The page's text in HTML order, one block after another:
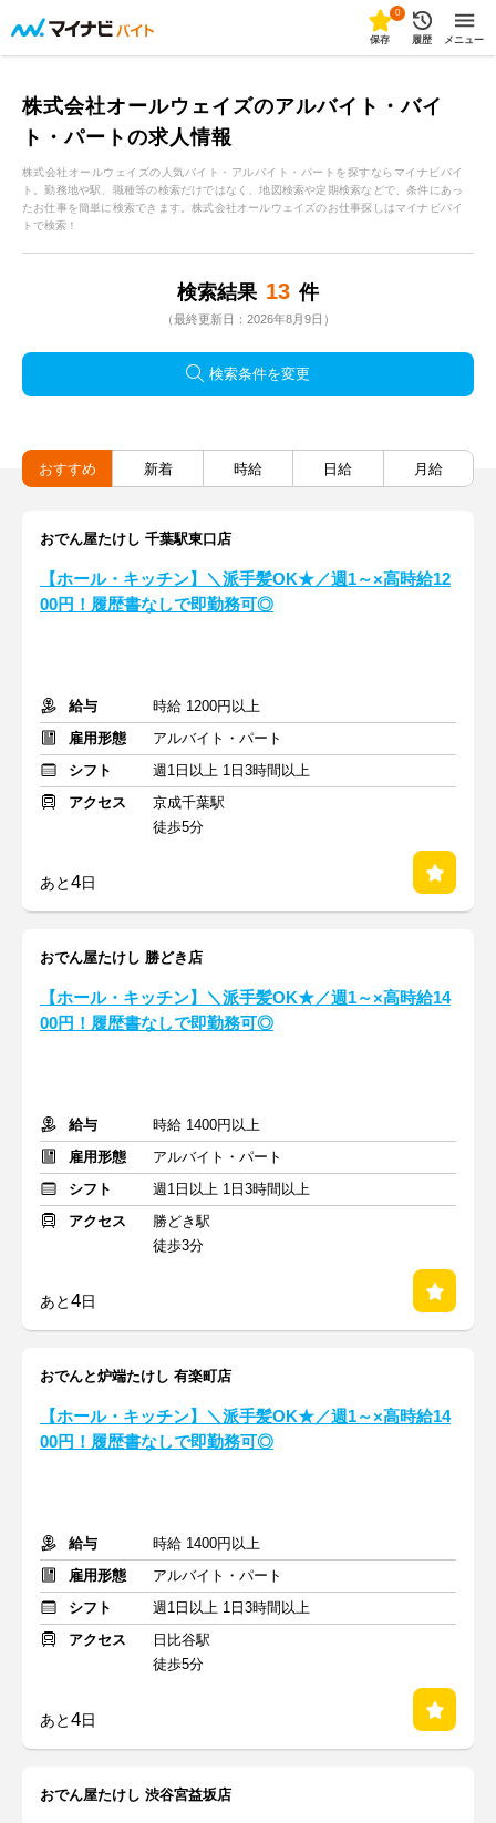
0
保存 履歴 メニュー
株式会社オールウェイズのアルバイト・バイ
ト・パートの求人情報
株式会社オールウェイズの人気バイト・アルバイト・パートを探すならマイナビバイ
ト。勤務地や駅、職種等の検索だけではなく、地図検索や定期検索などで、条件にあっ
たお仕事を簡単に検索できます。株式会社オールウェイズのお仕事探しはマイナビバイ
トで検索！
検索結果 13 件
（最終更新日：2026年8月9日）
検索条件を変更
おすすめ 新着 時給 日給 月給
おでん屋たけし 千葉駅東口店
【ホール・キッチン】＼派手髪OK★／週1～×高時給12
00円！履歴書なしで即勤務可◎
給与
時給 1200円以上
雇用形態
アルバイト・パート
シフト
週1日以上 1日3時間以上
アクセス
京成千葉駅
徒歩5分
あと4日
おでん屋たけし 勝どき店
【ホール・キッチン】＼派手髪OK★／週1～×高時給14
00円！履歴書なしで即勤務可◎
給与
時給 1400円以上
雇用形態
アルバイト・パート
シフト
週1日以上 1日3時間以上
アクセス
勝どき駅
徒歩3分
あと4日
おでんと炉端たけし 有楽町店
【ホール・キッチン】＼派手髪OK★／週1～×高時給14
00円！履歴書なしで即勤務可◎
給与
時給 1400円以上
雇用形態
アルバイト・パート
シフト
週1日以上 1日3時間以上
アクセス
日比谷駅
徒歩5分
あと4日
おでん屋たけし 渋谷宮益坂店